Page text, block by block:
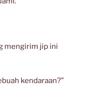
mengirim jip ini
kendaraan?”